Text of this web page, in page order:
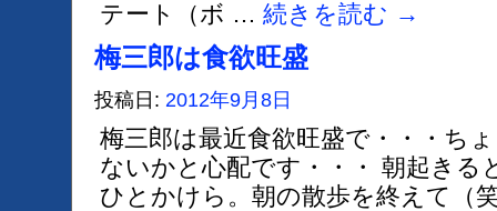
テート（ボ … 続きを読む →
梅三郎は食欲旺盛
投稿日: 2012年9月8日
梅三郎は最近食欲旺盛で・・・ち
ないかと心配です・・・ 朝起きる
ひとかけら。朝の散歩を終えて（